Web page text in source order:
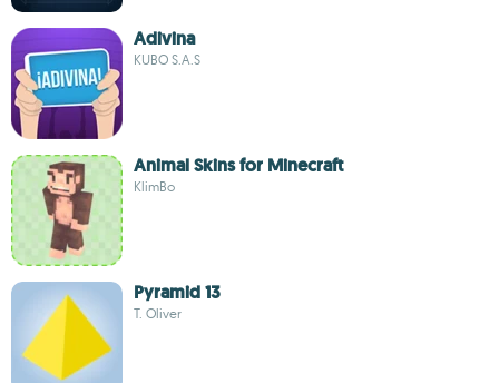
Adivina
KUBO S.A.S
Animal Skins for Minecraft
KlimBo
Pyramid 13
T. Oliver